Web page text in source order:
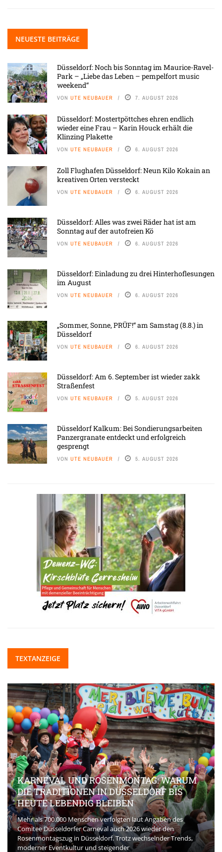
NEUESTE BEITRÄGE
Düsseldorf: Noch bis Sonntag im Maurice-Ravel-
Park – „Liebe das Leben – pempelfort music
weekend“
VON UTE NEUBAUER 7. AUGUST 2026
Düsseldorf: Mostertpöttches ehren endlich
wieder eine Frau – Karin Houck erhält die
Klinzing Plakette
VON UTE NEUBAUER 6. AUGUST 2026
Zoll Flughafen Düsseldorf: Neun Kilo Kokain an
kreativen Orten versteckt
VON UTE NEUBAUER 6. AUGUST 2026
Düsseldorf: Alles was zwei Räder hat ist am
Sonntag auf der autofreien Kö
VON UTE NEUBAUER 6. AUGUST 2026
Düsseldorf: Einladung zu drei Hinterhoflesungen
im August
VON UTE NEUBAUER 6. AUGUST 2026
„Sommer, Sonne, PRÜF!“ am Samstag (8.8.) in
Düsseldorf
VON UTE NEUBAUER 6. AUGUST 2026
Düsseldorf: Am 6. September ist wieder zakk
Straßenfest
VON UTE NEUBAUER 5. AUGUST 2026
Düsseldorf Kalkum: Bei Sondierungsarbeiten
Panzergranate entdeckt und erfolgreich
gesprengt
VON UTE NEUBAUER 5. AUGUST 2026
TEXTANZEIGE
KARNEVAL UND ROSENMONTAG: WARUM
DIE TRADITIONEN IN DÜSSELDORF BIS
HEUTE LEBENDIG BLEIBEN
Mehr als 700.000 Menschen verfolgten laut Angaben des
Comitee Düsseldorfer Carneval auch 2026 wieder den
Rosenmontagszug in Düsseldorf. Trotz wechselnder Trends,
moderner Eventkultur und steigender